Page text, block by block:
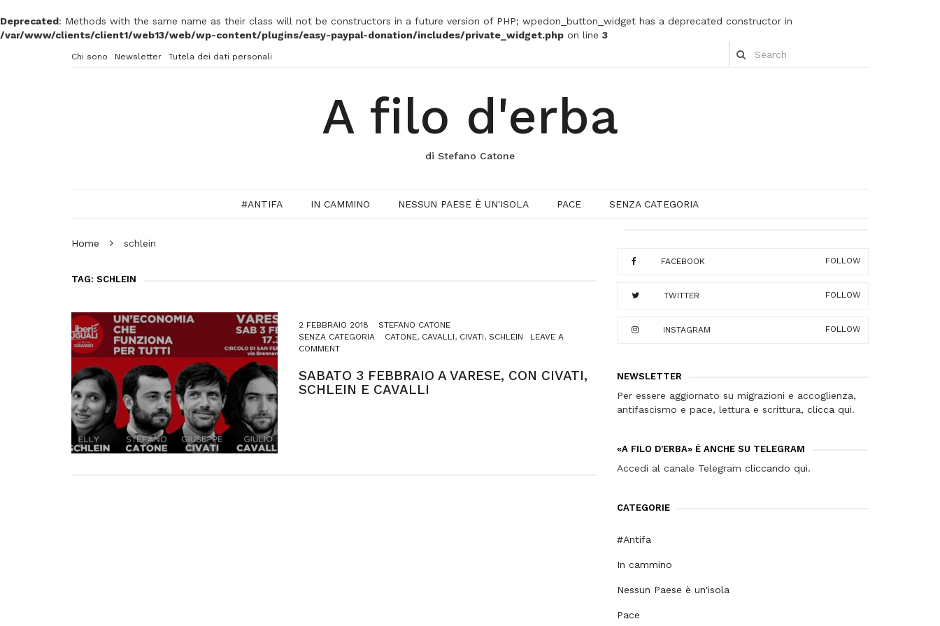
Deprecated: Methods with the same name as their class will not be constructors in a future version of PHP; wpedon_button_widget has a deprecated constructor in
/var/www/clients/client1/web13/web/wp-content/plugins/easy-paypal-donation/includes/private_widget.php on line 3
Chi sono Newsletter Tutela dei dati personali
A filo d'erba
di Stefano Catone
#ANTIFA IN CAMMINO NESSUN PAESE È UN'ISOLA PACE SENZA CATEGORIA
Home schlein
TAG: SCHLEIN
2 FEBBRAIO 2018
STEFANO CATONE
SENZA CATEGORIA
CATONE, CAVALLI, CIVATI, SCHLEIN
LEAVE A
COMMENTON
3
FEBBRAIO
A
SABATO 3 FEBBRAIO A VARESE, CON CIVATI,
SCHLEIN E CAVALLI
FACEBOOK FOLLOW
TWITTER FOLLOW
INSTAGRAM FOLLOW
NEWSLETTER
Per essere aggiornato su migrazioni e accoglienza,
antifascismo e pace, lettura e scrittura, clicca qui.
«A FILO D’ERBA» È ANCHE SU TELEGRAM
Accedi al canale Telegram cliccando qui.
CATEGORIE
#Antifa
In cammino
Nessun Paese è un'isola
Pace